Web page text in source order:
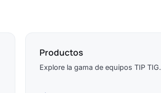
Productos
Explore la gama de equipos TIP TIG.